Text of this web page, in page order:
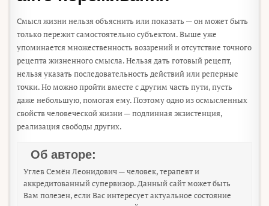
Смысл жизни нельзя объяснить или показать — он может быть
только пережит самостоятельно субъектом. Выше уже
упоминается множественность воззрений и отсутствие точного
рецепта жизненного смысла. Нельзя дать готовый рецепт,
нельзя указать последовательность действий или реперные
точки. Но можно пройти вместе с другим часть пути, пусть
даже небольшую, помогая ему. Поэтому одно из осмысленных
свойств человеческой жизни — подлинная экзистенция,
реализация свободы других.
Об авторе:
Углев Семён Леонидович — человек, терапевт и
аккредитованный супервизор. Данный сайт может быть
Вам полезен, если Вас интересует актуальное состояние